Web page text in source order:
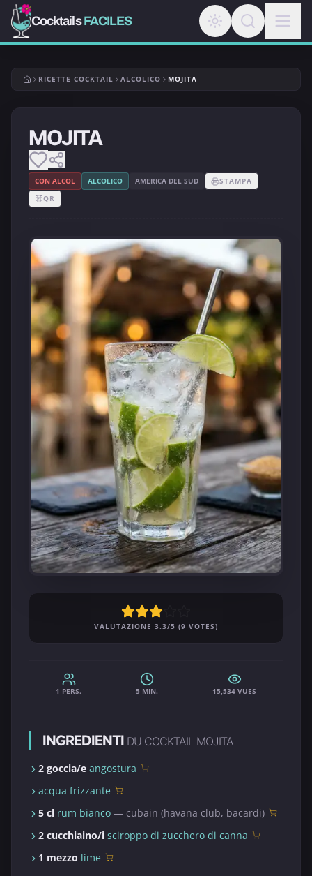
CocktailsFACILES
RICETTE COCKTAIL ALCOLICO MOJITA
MOJITA
CON ALCOL ALCOLICO AMERICA DEL SUD
STAMPA
QR
VALUTAZIONE 3.3/5 (9 VOTES)
1 PERS. 5 MIN. 15,534 VUES
INGREDIENTI DU COCKTAIL MOJITA
2 goccia/e angostura
acqua frizzante
5 cl rum bianco — cubain (havana club, bacardi)
2 cucchiaino/i sciroppo di zucchero di canna
1 mezzo lime